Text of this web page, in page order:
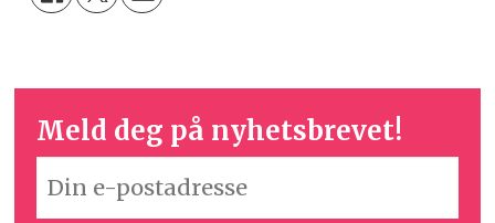
Meld deg på nyhetsbrevet!